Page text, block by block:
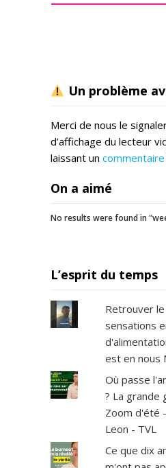
Un problème
Merci de nous le
d’affichage du lecteur
laissant un commentaire
On a aimé
No results were found in
L’esprit du temps
Retrouver
sensations
est en nous
Où passe
? La grande
Zoom d'été
Leon - TVL
Ce que dix